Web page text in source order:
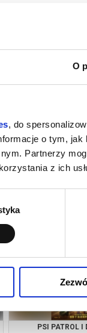
O
, do
o tym,
Partnerzy
z ich
2D
PSI PATROL I